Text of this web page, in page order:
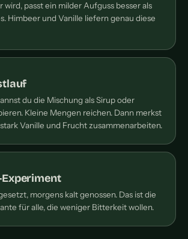
wird, passt ein milder Aufguss besser als
Himbeer und Vanille liefern genau diese
du die Mischung als Sirup oder
Kleine Mengen reichen. Dann merkst
Vanille und Frucht zusammenarbeiten.
morgens kalt genossen. Das ist die
für alle, die weniger Bitterkeit wollen.